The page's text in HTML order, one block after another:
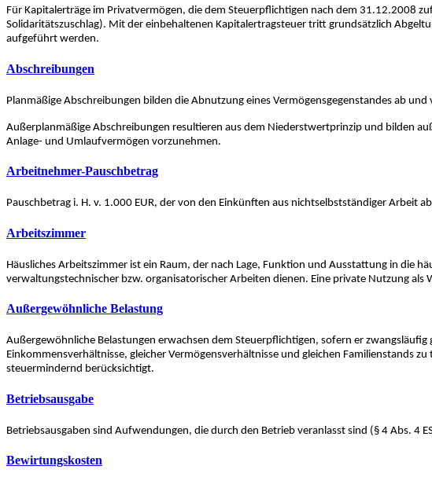
Für Kapitalerträge im Privatvermögen, die dem Steuerpflichtigen nach dem 31.12.2008
Solidaritätszuschlag). Mit der einbehaltenen Kapitalertragsteuer tritt grundsätzlich
aufgeführt werden.
Abschreibungen
Planmäßige Abschreibungen bilden die Abnutzung eines Vermögensgegenstandes ab
Außerplanmäßige Abschreibungen resultieren aus dem Niederstwertprinzip und bilden
Anlage- und Umlaufvermögen vorzunehmen.
Arbeitnehmer-Pauschbetrag
Pauschbetrag i. H. v. 1.000 EUR, der von den Einkünften aus nichtselbstständiger Arbeit
Arbeitszimmer
Häusliches Arbeitszimmer ist ein Raum, der nach Lage, Funktion und Ausstattung in die
verwaltungstechnischer bzw. organisatorischer Arbeiten dienen. Eine private Nutzung als
Außergewöhnliche Belastung
Außergewöhnliche Belastungen erwachsen dem Steuerpflichtigen, sofern er
Einkommensverhältnisse, gleicher Vermögensverhältnisse und gleichen Familienstands
steuermindernd berücksichtigt.
Betriebsausgabe
Betriebsausgaben sind Aufwendungen, die durch den Betrieb veranlasst sind (§ 4 Abs. 4
Bewirtungskosten